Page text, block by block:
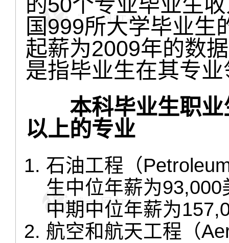
国999所大学毕业生
起薪为2009年的数
是指毕业生在其专
本科毕业生职
以上的专业
石油工程（
生中位年薪为
中期中位年薪为
航空和航天工程（